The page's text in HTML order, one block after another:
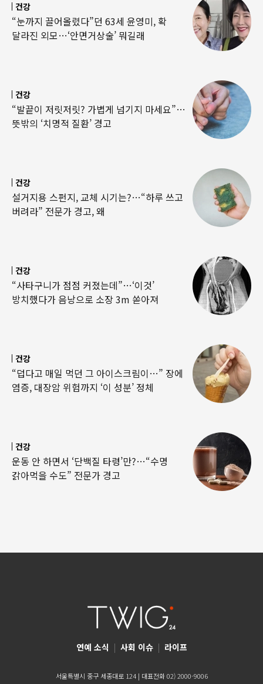
건강
“눈까지 끌어올렸다”던 63세 윤영미, 확
달라진 외모…‘안면거상술’ 뭐길래
건강
“발끝이 저릿저릿? 가볍게 넘기지 마세요”…
뜻밖의 ‘치명적 질환’ 경고
건강
설거지용 스펀지, 교체 시기는?…“하루 쓰고
버려라” 전문가 경고, 왜
건강
“사타구니가 점점 커졌는데”…‘이것’
방치했다가 음낭으로 소장 3m 쏟아져
건강
“덥다고 매일 먹던 그 아이스크림이…” 장에
염증, 대장암 위험까지 ‘이 성분’ 정체
건강
운동 안 하면서 ‘단백질 타령’만?…“수명
갉아먹을 수도” 전문가 경고
연예 소식 | 사회 이슈 | 라이프
서울특별시 중구 세종대로 124 | 대표전화 02) 2000-9006